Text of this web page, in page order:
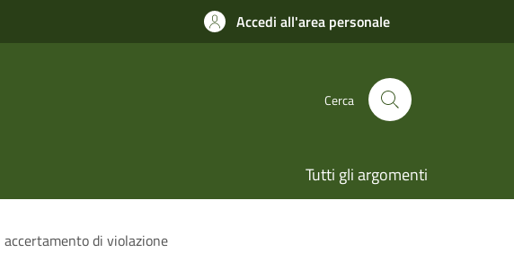
Accedi all'area personale
Cerca
Tutti gli argomenti
di violazione